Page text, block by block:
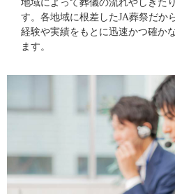
地域によって葬儀の流れやしきた
す。各地域に根差したJA葬祭だか
経験や実績をもとに迅速かつ確か
ます。